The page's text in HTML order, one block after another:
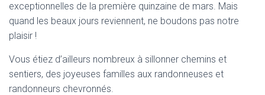
exceptionnelles de la première quinzaine de mars. Mais
quand les beaux jours reviennent, ne boudons pas notre
plaisir !
Vous étiez d’ailleurs nombreux à sillonner chemins et
sentiers, des joyeuses familles aux randonneuses et
randonneurs chevronnés.